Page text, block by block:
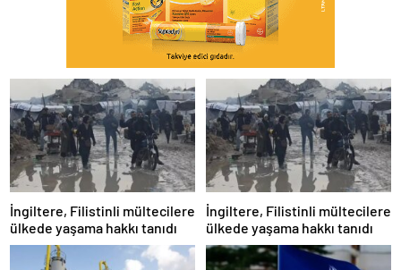
İngiltere, Filistinli mültecilere
ülkede yaşama hakkı tanıdı
İngiltere, Filistinli mültecilere
ülkede yaşama hakkı tanıdı